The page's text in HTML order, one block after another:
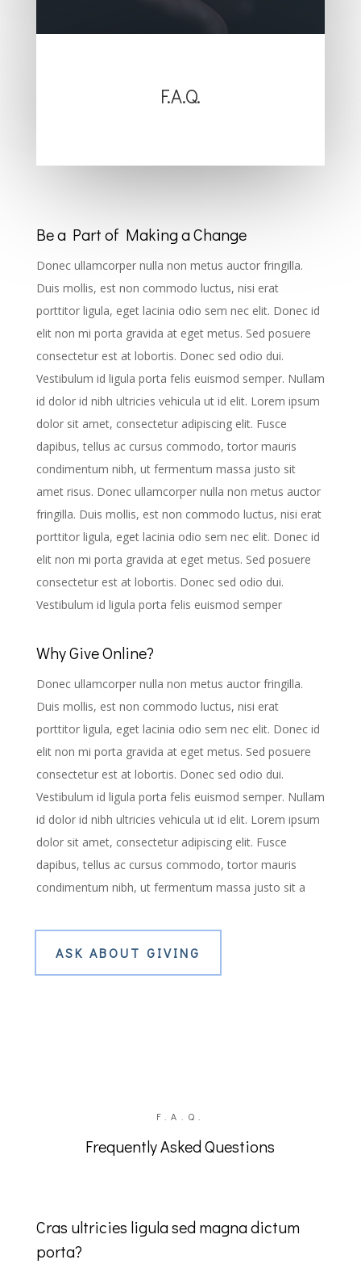
F.A.Q.
Be a Part of Making a Change
Donec ullamcorper nulla non metus auctor fringilla.
Duis mollis, est non commodo luctus, nisi erat
porttitor ligula, eget lacinia odio sem nec elit. Donec id
elit non mi porta gravida at eget metus. Sed posuere
consectetur est at lobortis. Donec sed odio dui.
Vestibulum id ligula porta felis euismod semper. Nullam
id dolor id nibh ultricies vehicula ut id elit. Lorem ipsum
dolor sit amet, consectetur adipiscing elit. Fusce
dapibus, tellus ac cursus commodo, tortor mauris
condimentum nibh, ut fermentum massa justo sit
amet risus. Donec ullamcorper nulla non metus auctor
fringilla. Duis mollis, est non commodo luctus, nisi erat
porttitor ligula, eget lacinia odio sem nec elit. Donec id
elit non mi porta gravida at eget metus. Sed posuere
consectetur est at lobortis. Donec sed odio dui.
Vestibulum id ligula porta felis euismod semper
Why Give Online?
Donec ullamcorper nulla non metus auctor fringilla.
Duis mollis, est non commodo luctus, nisi erat
porttitor ligula, eget lacinia odio sem nec elit. Donec id
elit non mi porta gravida at eget metus. Sed posuere
consectetur est at lobortis. Donec sed odio dui.
Vestibulum id ligula porta felis euismod semper. Nullam
id dolor id nibh ultricies vehicula ut id elit. Lorem ipsum
dolor sit amet, consectetur adipiscing elit. Fusce
dapibus, tellus ac cursus commodo, tortor mauris
condimentum nibh, ut fermentum massa justo sit a
ASK ABOUT GIVING
F.A.Q.
Frequently Asked Questions
Cras ultricies ligula sed magna dictum
porta?